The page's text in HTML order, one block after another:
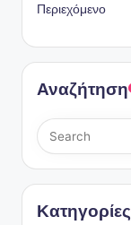
Περιεχόμενο
Αναζήτηση
Κατηγορίες